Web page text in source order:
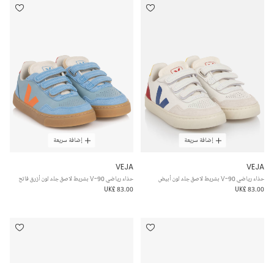
إضافة سريعة
VEJA
حذاء رياضي V-90 بشريط لاصق جلد لون أبيض
UK£ 83.00
إضافة سريعة
VEJA
حذاء رياضي V-90 بشريط لاصق جلد لون أزرق فاتح
UK£ 83.00